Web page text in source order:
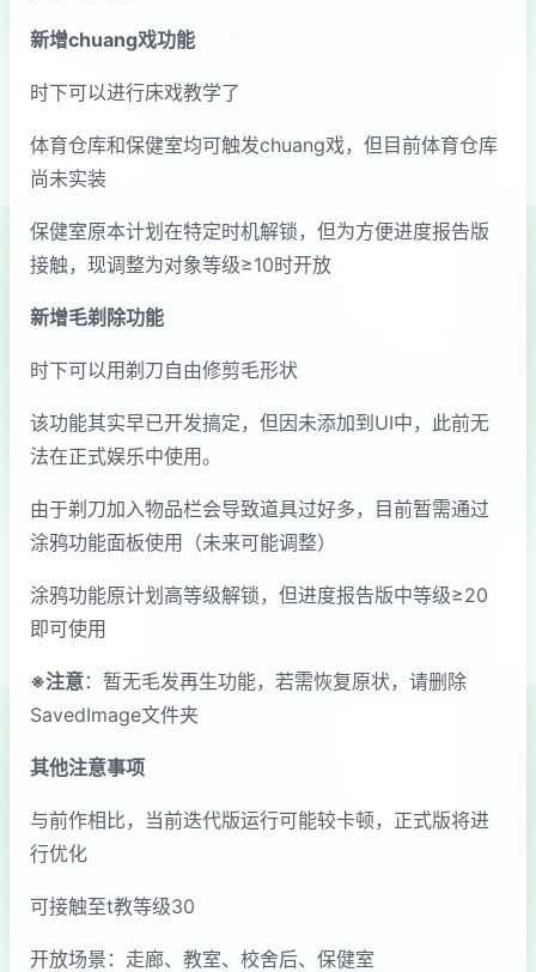
新增chuang戏功能
时下可以进行床戏教学了
体育仓库和保健室均可触发chuang戏，但目前体育仓库
尚未实装
保健室原本计划在特定时机解锁，但为方便进度报告版
接触，现调整为对象等级≥10时开放
新增毛剃除功能
时下可以用剃刀自由修剪毛形状
该功能其实早已开发搞定，但因未添加到UI中，此前无
法在正式娱乐中使用。
由于剃刀加入物品栏会导致道具过好多，目前暂需通过
涂鸦功能面板使用（未来可能调整）
涂鸦功能原计划高等级解锁，但进度报告版中等级≥20
即可使用
※注意：暂无毛发再生功能，若需恢复原状，请删除
SavedImage文件夹
其他注意事项
与前作相比，当前迭代版运行可能较卡顿，正式版将进
行优化
可接触至t教等级30
开放场景：走廊、教室、校舍后、保健室